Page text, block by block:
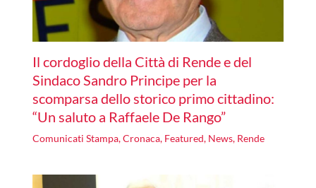
Il cordoglio della Città di Rende e del
Sindaco Sandro Principe per la
scomparsa dello storico primo cittadino:
“Un saluto a Raffaele De Rango”
Comunicati Stampa,Cronaca, Featured, News, Rende